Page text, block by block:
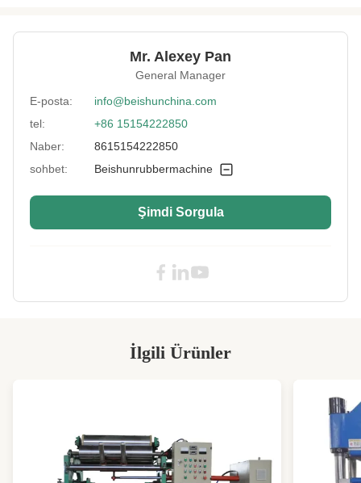
Packing: FCL/LCL
Otomatik
Platen Daylight: 700mm
Application: Vulkanizasyon Kauçuk Ürünleri,
Piston Stocke: 250mm veya özelleştirilmiş
manuel/otomatik
500x500mm
Control Mode: PLC otomatik kontrol
Kauçuk Yağı Dükkanı Halkası Baskı
Mr. Alexey Pan
General Manager
E-posta:
info@beishunchina.com
tel:
+86 15154222850
Naber:
8615154222850
sohbet:
Beishunrubbermachine
Şimdi Sorgula
İlgili Ürünler